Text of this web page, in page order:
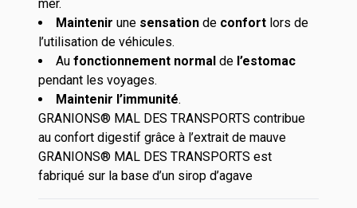
mer.
Maintenir une sensation de confort lors de
l’utilisation de véhicules.
Au fonctionnement normal de l’estomac
pendant les voyages.
Maintenir l’immunité.
GRANIONS® MAL DES TRANSPORTS contribue
au confort digestif grâce à l’extrait de mauve
GRANIONS® MAL DES TRANSPORTS est
fabriqué sur la base d’un sirop d’agave